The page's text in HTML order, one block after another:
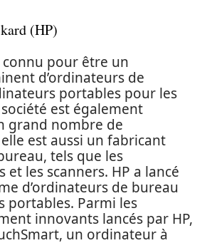
(HP)
connu pour être un
d’ordinateurs de
portables pour les
est également
grand nombre de
est aussi un fabricant
tels que les
et les scanners. HP a lancé
d’ordinateurs de bureau
portables. Parmi les
innovants lancés par HP,
un ordinateur à